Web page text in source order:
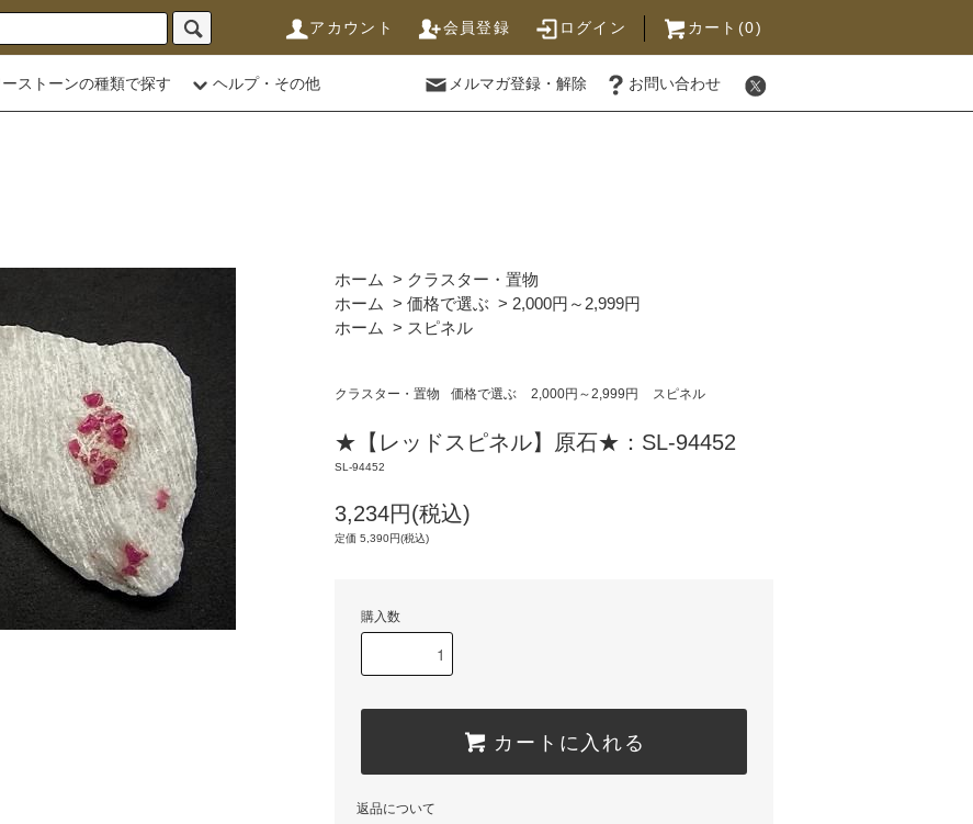
アカウント 会員登録 ログイン カート(0)
ストーンの種類で探す ヘルプ・その他 メルマガ登録・解除 お問い合わせ
ホーム > クラスター・置物
ホーム > 価格で選ぶ > 2,000円～2,999円
ホーム > スピネル
クラスター・置物 価格で選ぶ 2,000円～2,999円 スピネル
★【レッドスピネル】原石★：SL-94452
SL-94452
3,234円(税込)
定価 5,390円(税込)
購入数
カートに入れる
返品について